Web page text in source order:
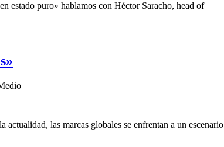
estado puro» hablamos con Héctor Saracho, head of
las marcas globales se enfrentan a un escenario